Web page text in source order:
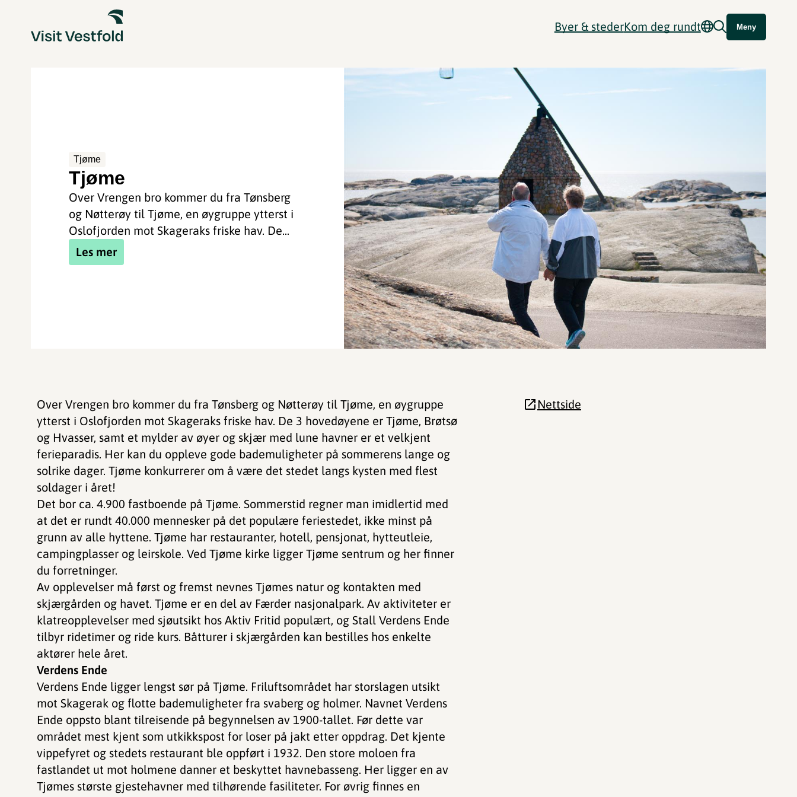
Byer & stederKom deg rundt Meny
Tjøme
Tjøme
Over Vrengen bro kommer du fra Tønsberg
og Nøtterøy til Tjøme, en øygruppe ytterst i
Oslofjorden mot Skageraks friske hav. De...
Les mer
Over Vrengen bro kommer du fra Tønsberg og Nøtterøy til Tjøme, en øygruppe
ytterst i Oslofjorden mot Skageraks friske hav. De 3 hovedøyene er Tjøme, Brøtsø
og Hvasser, samt et mylder av øyer og skjær med lune havner er et velkjent
ferieparadis. Her kan du oppleve gode bademuligheter på sommerens lange og
solrike dager. Tjøme konkurrerer om å være det stedet langs kysten med flest
soldager i året!
Det bor ca. 4.900 fastboende på Tjøme. Sommerstid regner man imidlertid med
at det er rundt 40.000 mennesker på det populære feriestedet, ikke minst på
grunn av alle hyttene. Tjøme har restauranter, hotell, pensjonat, hytteutleie,
campingplasser og leirskole. Ved Tjøme kirke ligger Tjøme sentrum og her finner
du forretninger.
Av opplevelser må først og fremst nevnes Tjømes natur og kontakten med
skjærgården og havet. Tjøme er en del av Færder nasjonalpark. Av aktiviteter er
klatreopplevelser med sjøutsikt hos Aktiv Fritid populært, og Stall Verdens Ende
tilbyr ridetimer og ride kurs. Båtturer i skjærgården kan bestilles hos enkelte
aktører hele året.
Verdens Ende
Verdens Ende ligger lengst sør på Tjøme. Friluftsområdet har storslagen utsikt
mot Skagerak og flotte bademuligheter fra svaberg og holmer. Navnet Verdens
Ende oppsto blant tilreisende på begynnelsen av 1900-tallet. Før dette var
området mest kjent som utkikkspost for loser på jakt etter oppdrag. Det kjente
vippefyret og stedets restaurant ble oppført i 1932. Den store moloen fra
fastlandet ut mot holmene danner et beskyttet havnebasseng. Her ligger en av
Tjømes største gjestehavner med tilhørende fasiliteter. For øvrig finnes en
Nettside